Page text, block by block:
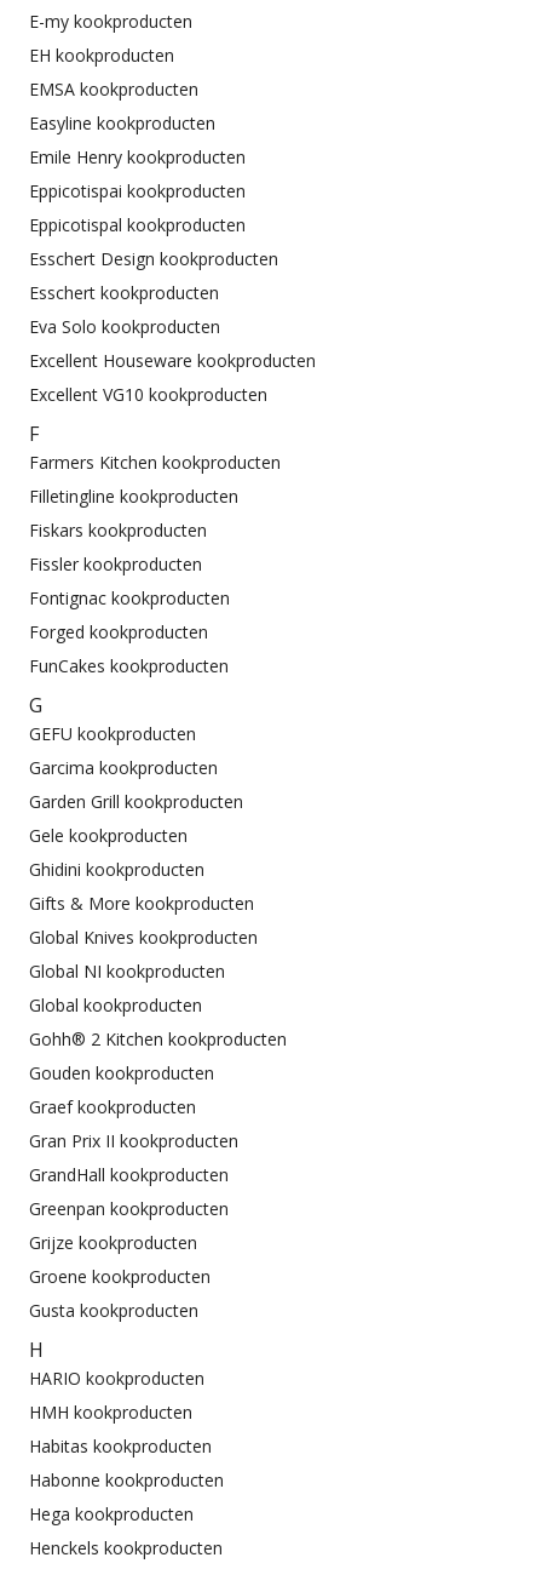
E-my kookproducten
EH kookproducten
EMSA kookproducten
Easyline kookproducten
Emile Henry kookproducten
Eppicotispai kookproducten
Eppicotispal kookproducten
Esschert Design kookproducten
Esschert kookproducten
Eva Solo kookproducten
Excellent Houseware kookproducten
Excellent VG10 kookproducten
F
Farmers Kitchen kookproducten
Filletingline kookproducten
Fiskars kookproducten
Fissler kookproducten
Fontignac kookproducten
Forged kookproducten
FunCakes kookproducten
G
GEFU kookproducten
Garcima kookproducten
Garden Grill kookproducten
Gele kookproducten
Ghidini kookproducten
Gifts & More kookproducten
Global Knives kookproducten
Global NI kookproducten
Global kookproducten
Gohh® 2 Kitchen kookproducten
Gouden kookproducten
Graef kookproducten
Gran Prix II kookproducten
GrandHall kookproducten
Greenpan kookproducten
Grijze kookproducten
Groene kookproducten
Gusta kookproducten
H
HARIO kookproducten
HMH kookproducten
Habitas kookproducten
Habonne kookproducten
Hega kookproducten
Henckels kookproducten